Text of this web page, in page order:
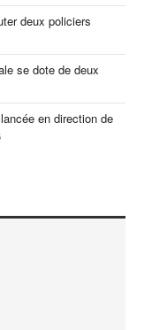
deux policiers
se dote de deux
en direction de